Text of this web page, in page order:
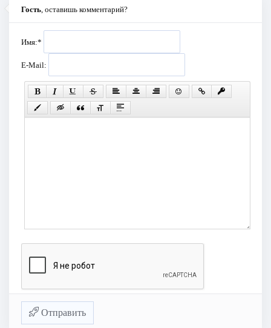
Гость , оставишь комментарий?
Имя:*
E-Mail:
Отправить